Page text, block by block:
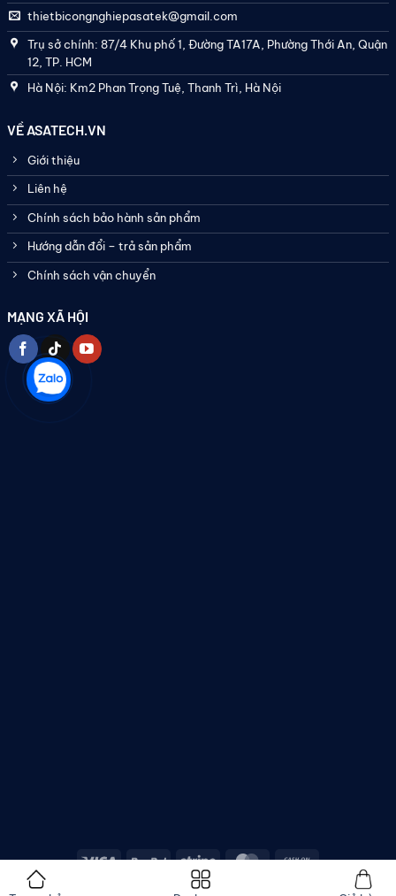
thietbicongnghiepasatek@gmail.com
Trụ sở chính: 87/4 Khu phố 1, Đường TA17A, Phường Thới An, Quận
12, TP. HCM
Hà Nội: Km2 Phan Trọng Tuệ, Thanh Trì, Hà Nội
VỀ ASATECH.VN
Giới thiệu
Liên hệ
Chính sách bảo hành sản phẩm
Hướng dẫn đổi – trả sản phẩm
Chính sách vận chuyển
MẠNG XÃ HỘI